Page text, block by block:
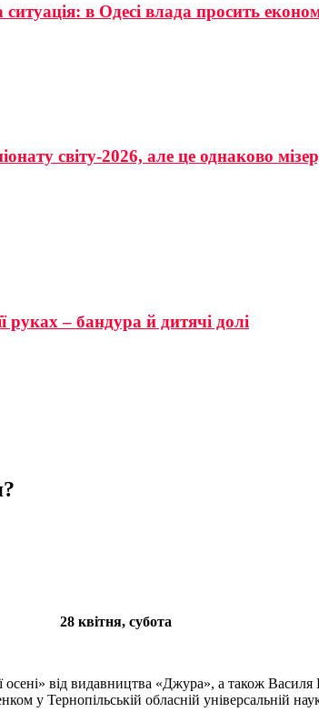
ситуація: в Одесі влада просить
світу-2026, але це однаково
руках – бандура й дитячі долі
28 квітня, субота
від видавництва «Джура», а також
у Тернопільській обласній універсальній